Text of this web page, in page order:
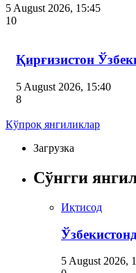
5 August 2026, 15:45
10
Қирғизистон
5 August 2026, 15:40
8
Кўпроқ янгиликлар
Загрузка
Сўнгги
Иқтисод
5 August 2026,